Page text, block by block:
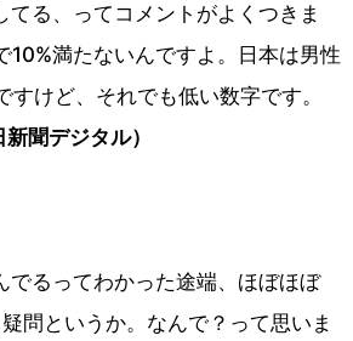
る、ってコメントがよくつきま
満たないんですよ。日本は男性
けど、それでも低い数字です。
聞デジタル）
るってわかった途端、ほぼほぼ
問というか。なんで？って思いま